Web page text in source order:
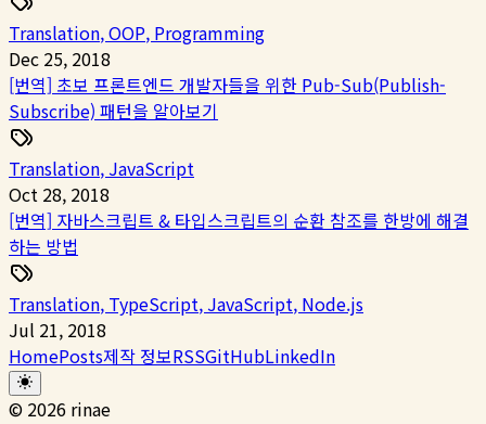
Translation,OOP, Programming
Dec 25, 2018
[번역] 초보 프론트엔드 개발자들을 위한 Pub-Sub(Publish-
Subscribe) 패턴을 알아보기
Translation, JavaScript
Oct 28, 2018
[번역] 자바스크립트 & 타입스크립트의 순환 참조를 한방에 해결
하는 방법
Translation, TypeScript, JavaScript, Node.js
Jul 21, 2018
HomePosts제작 정보RSSGitHubLinkedIn
© 2026 rinae